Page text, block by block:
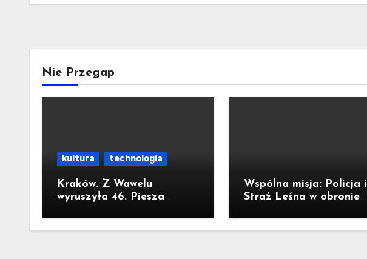
publikuje nagranie
Nie Przegap
kultura technologia
Kraków. Z Wawelu
wyruszyła 46. Piesza
Jasną Górę
Wspólna misja: Policja i
Straż Leśna w obronie